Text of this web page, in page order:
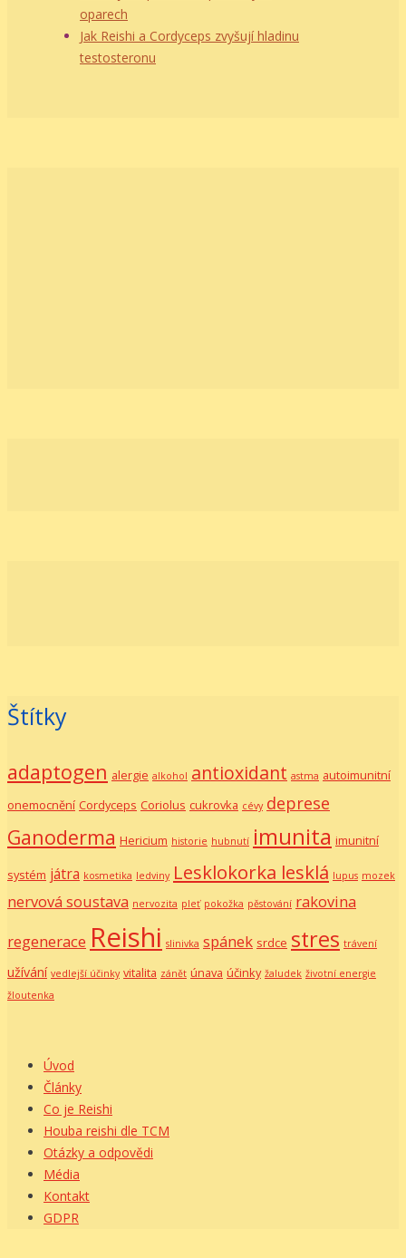
oparech
Jak Reishi a Cordyceps zvyšují hladinu
testosteronu
Štítky
adaptogen alergie alkohol antioxidant astma autoimunitní
onemocnění Cordyceps Coriolus cukrovka cévy deprese
Ganoderma Hericium historie hubnutí imunita imunitní
systém játra kosmetika ledviny Lesklokorka lesklá lupus mozek
nervová soustava nervozita pleť pokožka pěstování rakovina
regenerace Reishi slinivka spánek srdce stres trávení
užívání vedlejší účinky vitalita zánět únava účinky žaludek životní energie
žloutenka
Úvod
Články
Co je Reishi
Houba reishi dle TCM
Otázky a odpovědi
Média
Kontakt
GDPR